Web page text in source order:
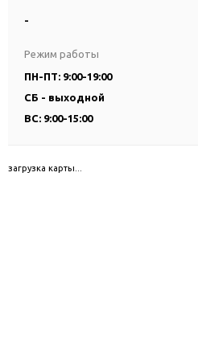
-
Режим работы
ПН-ПТ: 9:00-19:00
СБ - выходной
ВС: 9:00-15:00
загрузка карты...